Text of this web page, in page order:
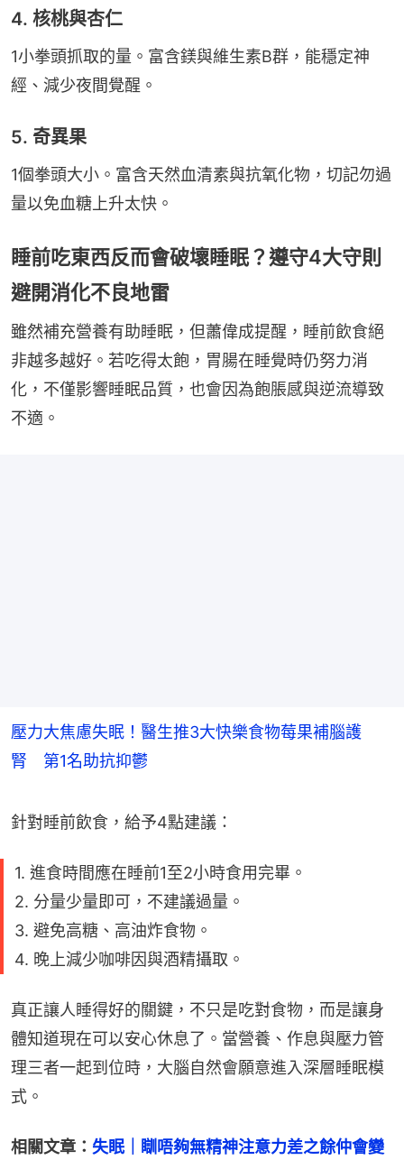
4. 核桃與杏仁
1小拳頭抓取的量。富含鎂與維生素B群，能穩定神
經、減少夜間覺醒。
5. 奇異果
1個拳頭大小。富含天然血清素與抗氧化物，切記勿過
量以免血糖上升太快。
睡前吃東西反而會破壞睡眠？遵守4大守則
避開消化不良地雷
雖然補充營養有助睡眠，但蕭偉成提醒，睡前飲食絕
非越多越好。若吃得太飽，胃腸在睡覺時仍努力消
化，不僅影響睡眠品質，也會因為飽脹感與逆流導致
不適。
壓力大焦慮失眠！醫生推3大快樂食物莓果補腦護
腎 第1名助抗抑鬱
針對睡前飲食，給予4點建議：
1. 進食時間應在睡前1至2小時食用完畢。
2. 分量少量即可，不建議過量。
3. 避免高糖、高油炸食物。
4. 晚上減少咖啡因與酒精攝取。
真正讓人睡得好的關鍵，不只是吃對食物，而是讓身
體知道現在可以安心休息了。當營養、作息與壓力管
理三者一起到位時，大腦自然會願意進入深層睡眠模
式。
相關文章： 失眠｜瞓唔夠無精神注意力差之餘仲會變